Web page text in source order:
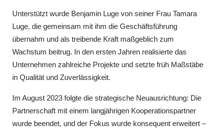
Unterstützt wurde Benjamin Luge von seiner Frau Tamara
Luge, die gemeinsam mit ihm die Geschäftsführung
übernahm und als treibende Kraft maßgeblich zum
Wachstum beitrug. In den ersten Jahren realisierte das
Unternehmen zahlreiche Projekte und setzte früh Maßstäbe
in Qualität und Zuverlässigkeit.
Im August 2023 folgte die strategische Neuausrichtung: Die
Partnerschaft mit einem langjährigen Kooperationspartner
wurde beendet, und der Fokus wurde konsequent erweitert –